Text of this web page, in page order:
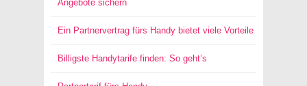
Angebote sichern
Ein Partnervertrag fürs Handy bietet viele Vorteile
Billigste Handytarife finden: So geht’s